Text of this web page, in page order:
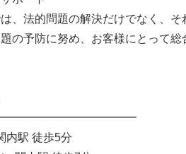
、法的問題の解決だけでなく、
の予防に努め、お客様にとって総
内駅 徒歩5分